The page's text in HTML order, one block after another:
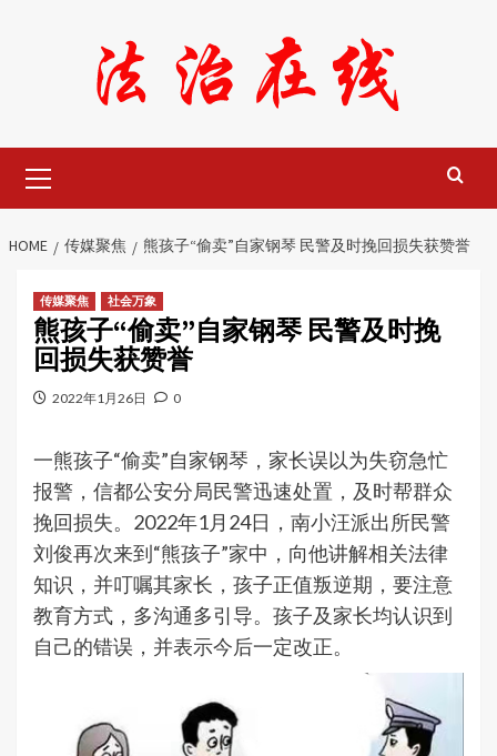
Menu
HOME 传媒聚焦 熊孩子“偷卖”自家钢琴 民警及时挽回损失获赞誉
传媒聚焦 社会万象
熊孩子“偷卖”自家钢琴 民警及时挽
回损失获赞誉
2022年1月26日 0
一熊孩子“偷卖”自家钢琴，家长误以为失窃急忙
报警，信都公安分局民警迅速处置，及时帮群众
挽回损失。2022年1月24日，南小汪派出所民警
刘俊再次来到“熊孩子”家中，向他讲解相关法律
知识，并叮嘱其家长，孩子正值叛逆期，要注意
教育方式，多沟通多引导。孩子及家长均认识到
自己的错误，并表示今后一定改正。